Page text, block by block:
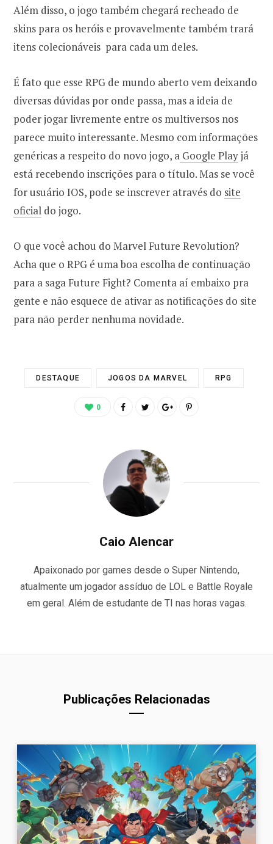
Além disso, o jogo também chegará recheado de
skins para os heróis e provavelmente também trará
itens colecionáveis para cada um deles.
É fato que esse RPG de mundo aberto vem deixando
diversas dúvidas por onde passa, mas a ideia de
poder jogar livremente entre os multiversos nos
parece muito interessante. Mesmo com informações
genéricas a respeito do novo jogo, a Google Playjá
está recebendo inscrições para o título. Mas se você
for usuário IOS, pode se inscrever através do site
oficial do jogo.
O que você achou do Marvel Future Revolution?
Acha que o RPG é uma boa escolha de continuação
para a saga Future Fight? Comenta aí embaixo pra
gente e não esquece de ativar as notificações do site
para não perder nenhuma novidade.
DESTAQUE JOGOS DA MARVEL RPG
0
Caio Alencar
Apaixonado por games desde o Super Nintendo,
atualmente um jogador assíduo de LOL e Battle Royale
em geral. Além de estudante de TI nas horas vagas.
Publicações Relacionadas